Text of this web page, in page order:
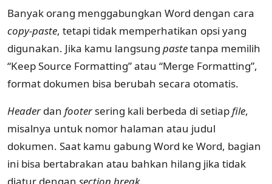
Banyak orang menggabungkan Word dengan cara
copy-paste, tetapi tidak memperhatikan opsi yang
digunakan. Jika kamu langsung pastetanpa memilih
“Keep Source Formatting” atau “Merge Formatting”,
format dokumen bisa berubah secara otomatis.
Headerdan footersering kali berbeda di setiapfile,
misalnya untuk nomor halaman atau judul
dokumen. Saat kamu gabung Word ke Word, bagian
ini bisa bertabrakan atau bahkan hilang jika tidak